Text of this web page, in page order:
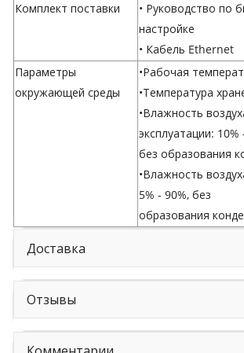
Комплект поставки
• Руководство по
настройке
• Кабель Ethernet
Параметры
окружающей среды
•Рабочая
•Температура
•Влажность
эксплуатации: 10%
без образования
•Влажность
5% - 90%, без
образования
Доставка
Отзывы